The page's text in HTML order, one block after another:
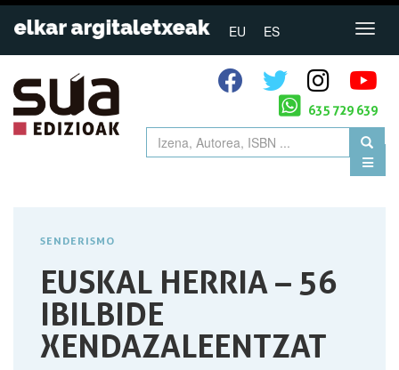
EU ES
635 729 639
SENDERISMO
EUSKAL HERRIA – 56
IBILBIDE
XENDAZALEENTZAT